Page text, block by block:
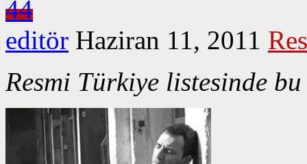
44
editör Haziran 11, 2011
Resmi Türkiye listesinde